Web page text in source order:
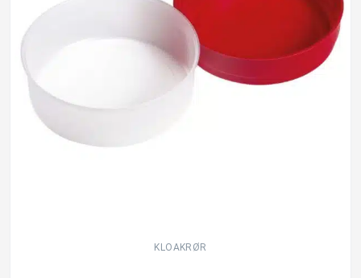
KLOAKRØR